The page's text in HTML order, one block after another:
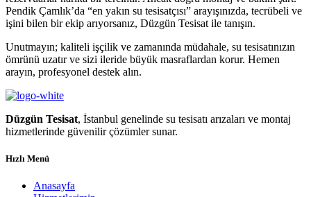
Pendik Çamlık’da “en yakın su tesisatçısı” arayışınızda, tecrübeli ve
işini bilen bir ekip arıyorsanız, Düzgün Tesisat ile tanışın.
Unutmayın; kaliteli işçilik ve zamanında müdahale, su tesisatınızın
ömrünü uzatır ve sizi ileride büyük masraflardan korur. Hemen
arayın, profesyonel destek alın.
Düzgün Tesisat, İstanbul genelinde su tesisatı arızaları ve montaj
hizmetlerinde güvenilir çözümler sunar.
Hızlı Menü
Anasayfa